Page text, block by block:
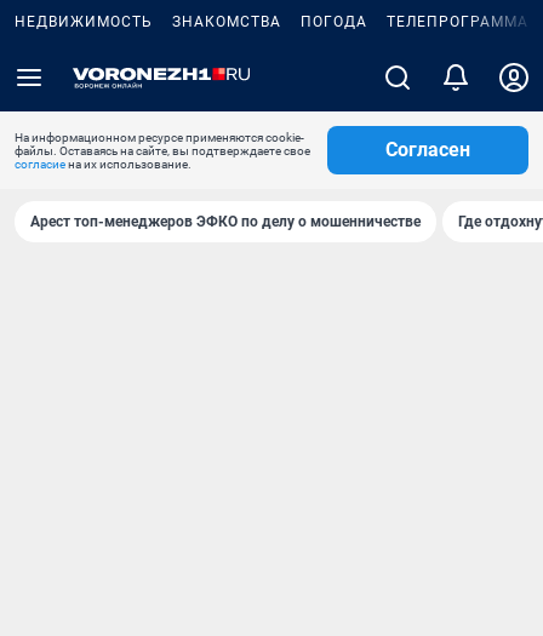
НЕДВИЖИМОСТЬ ЗНАКОМСТВА ПОГОДА ТЕЛЕПРОГРАММА
На информационном ресурсе применяются cookie-
файлы. Оставаясь на сайте, вы подтверждаете свое
согласиена их использование.
Согласен
Арест топ-менеджеров ЭФКО по делу о мошенничестве Где